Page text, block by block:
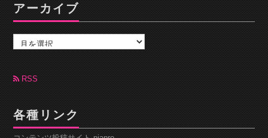
アーカイブ
カ
ブ RSS
各種リンク